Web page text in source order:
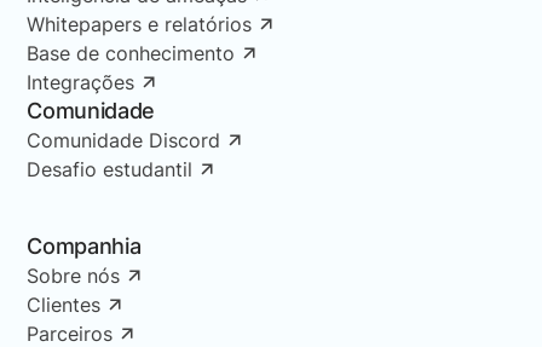
Whitepapers e relatórios
Base de conhecimento
Integrações
Comunidade
Comunidade Discord
Desafio estudantil
Companhia
Sobre nós
Clientes
Parceiros